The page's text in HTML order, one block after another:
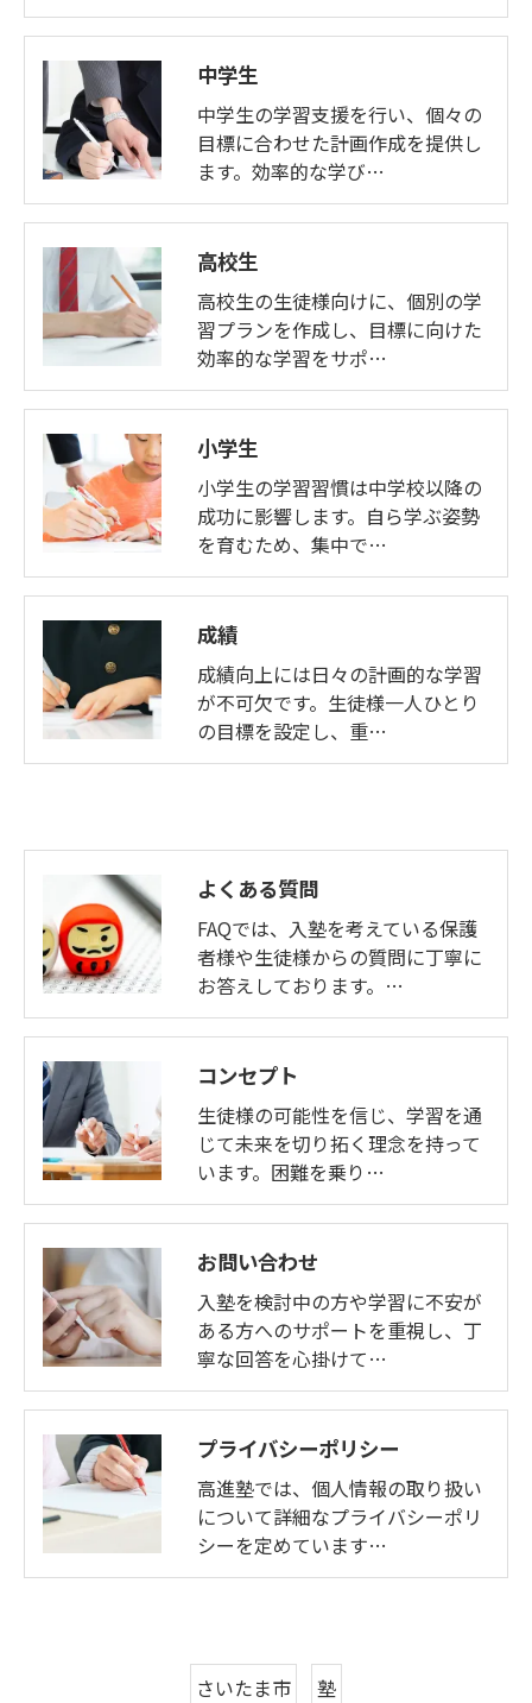
中学生
中学生の学習支援を行い、個々の
目標に合わせた計画作成を提供し
ます。効率的な学び…
高校生
高校生の生徒様向けに、個別の学
習プランを作成し、目標に向けた
効率的な学習をサポ…
小学生
小学生の学習習慣は中学校以降の
成功に影響します。自ら学ぶ姿勢
を育むため、集中で…
成績
成績向上には日々の計画的な学習
が不可欠です。生徒様一人ひとり
の目標を設定し、重…
よくある質問
FAQでは、入塾を考えている保護
者様や生徒様からの質問に丁寧に
お答えしております。…
コンセプト
生徒様の可能性を信じ、学習を通
じて未来を切り拓く理念を持って
います。困難を乗り…
お問い合わせ
入塾を検討中の方や学習に不安が
ある方へのサポートを重視し、丁
寧な回答を心掛けて…
プライバシーポリシー
高進塾では、個人情報の取り扱い
について詳細なプライバシーポリ
シーを定めています…
さいたま市 塾